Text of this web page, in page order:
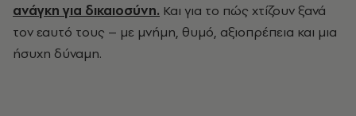
ανάγκη για δικαιοσύνη. Και για το πώς χτίζουν ξανά
τον εαυτό τους – με μνήμη, θυμό, αξιοπρέπεια και μια
ήσυχη δύναμη.